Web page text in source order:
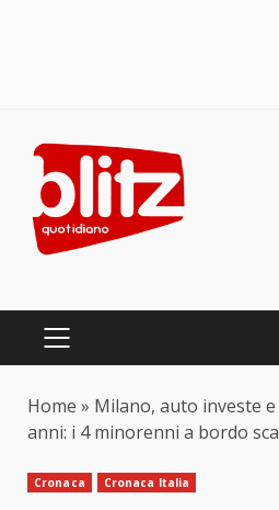
content
PRIMARY
Home » Milano, auto investe e
anni: i 4 minorenni a bordo
Cronaca Cronaca Italia